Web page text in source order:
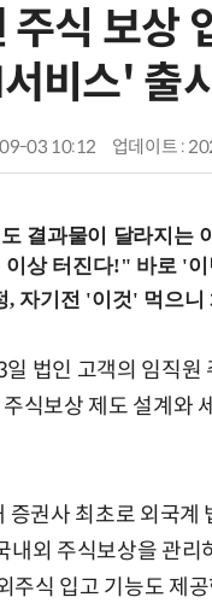
주식 보상
비스' 출시
03 10:12 업데이트 :
결과물이 달라지는
일 법인 고객의 임직
식보상 제도 설계와
권사 최초로 외국계
내외 주식보상을 관리
주식 입고 기능도 제